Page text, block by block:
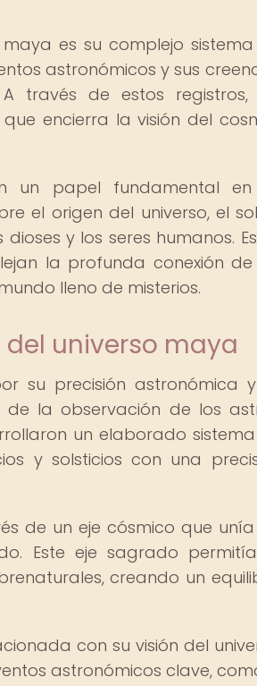
es su complejo
astronómicos y sus
través de estos registros,
encierra la visión del
un papel fundamental
el origen del universo, el
y los seres humanos.
la profunda conexión de
lleno de misterios.
universo maya
su precisión astronómica
de la observación de los
un elaborado
y solsticios con una
de un eje cósmico que unía
Este eje sagrado
creando un
con su visión del
astronómicos clave,